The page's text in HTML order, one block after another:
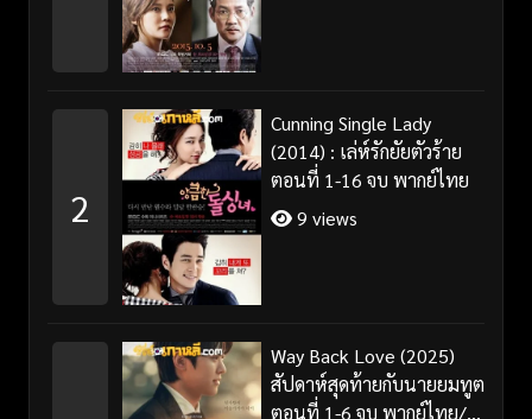
2
Cunning Single Lady
(2014) : เล่ห์รักยัยตัวร้าย
ตอนที่ 1-16 จบ พากย์ไทย
9 views
Way Back Love (2025)
สัปดาห์สุดท้ายกับนายยมทูต
ตอนที่ 1-6 จบ พากย์ไทย/